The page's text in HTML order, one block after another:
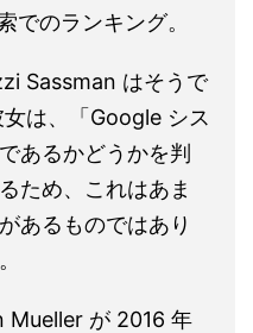
でのランキング。
Sassman はそうで
は、「Google シス
あるかどうかを判
ため、これはあま
あるものではあり
Mueller が 2016 年